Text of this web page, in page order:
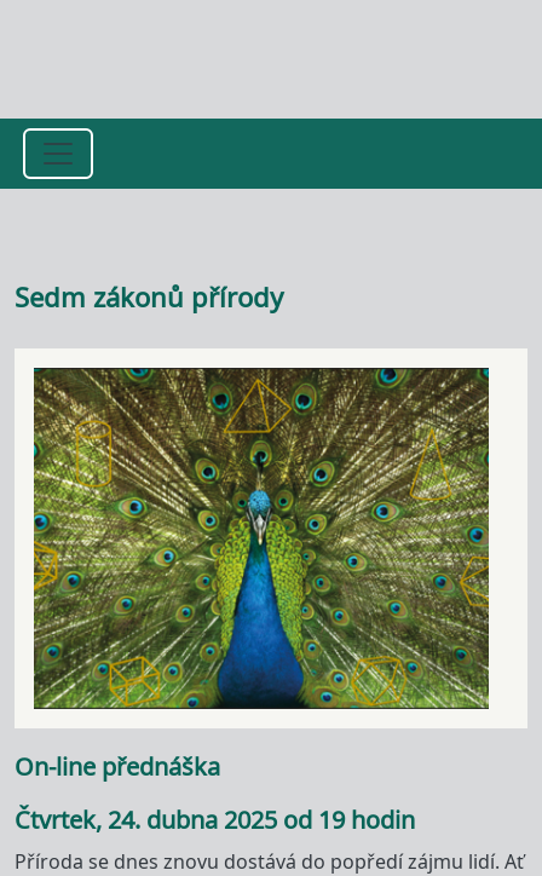
Přejít k hlavnímu obsahu
Sedm zákonů přírody
Image
On-line přednáška
Čtvrtek, 24. dubna 2025 od 19 hodin
Příroda se dnes znovu dostává do popředí zájmu lidí. Ať